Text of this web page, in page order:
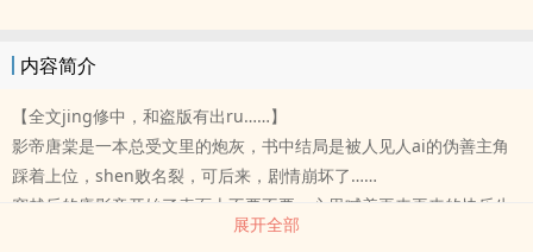
内容简介
【全文jing修中，和盗版有出ru……】
影帝唐棠是一本总受文里的炮灰，书中结局是被人见人ai的伪善主角
踩着上位，shen败名裂，可后来，剧情崩坏了……
穿越后的唐影帝开始了表面上不要不要，心里喊着再来再来的快乐生
展开全部